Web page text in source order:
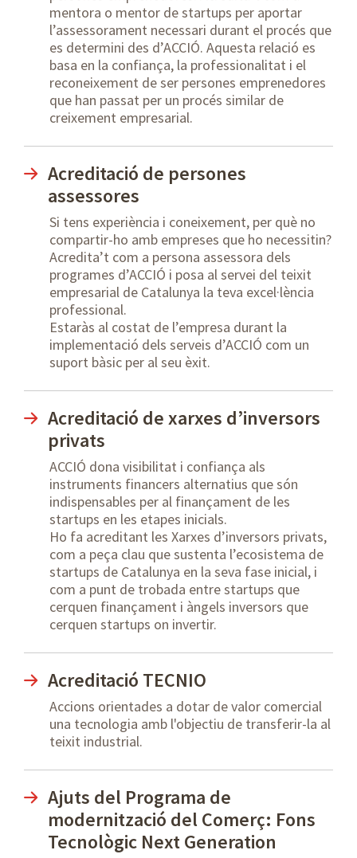
mentora o mentor de startups per aportar
l’assessorament necessari durant el procés que
es determini des d’ACCIÓ. Aquesta relació es
basa en la confiança, la professionalitat i el
reconeixement de ser persones emprenedores
que han passat per un procés similar de
creixement empresarial.
Acreditació de persones
assessores
Si tens experiència i coneixement, per què no
compartir-ho amb empreses que ho necessitin?
Acredita’t com a persona assessora dels
programes d’ACCIÓ i posa al servei del teixit
empresarial de Catalunya la teva excel·lència
professional.
Estaràs al costat de l’empresa durant la
implementació dels serveis d’ACCIÓ com un
suport bàsic per al seu èxit.
Acreditació de xarxes d’inversors
privats
ACCIÓ dona visibilitat i confiança als
instruments financers alternatius que són
indispensables per al finançament de les
startups en les etapes inicials.
Ho fa acreditant les Xarxes d’inversors privats,
com a peça clau que sustenta l’ecosistema de
startups de Catalunya en la seva fase inicial, i
com a punt de trobada entre startups que
cerquen finançament i àngels inversors que
cerquen startups on invertir.
Acreditació TECNIO
Accions orientades a dotar de valor comercial
una tecnologia amb l'objectiu de transferir-la al
teixit industrial.
Ajuts del Programa de
modernització del Comerç: Fons
Tecnològic Next Generation